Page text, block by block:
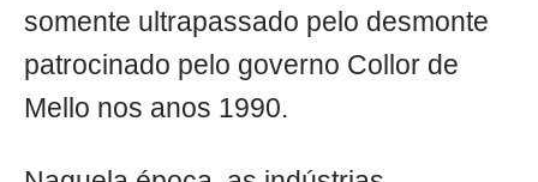
somente ultrapassado pelo desmonte
patrocinado pelo governo Collor de
Mello nos anos 1990.